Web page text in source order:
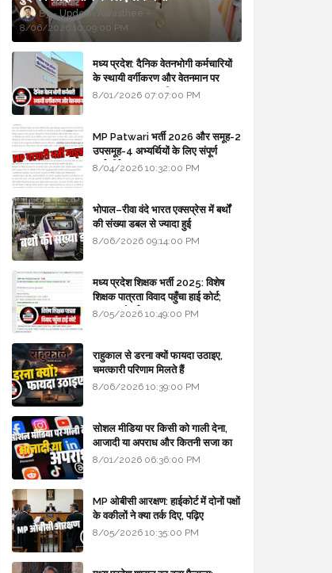
Updesh Awasthee
8/06/2026 10:09:00 PM
मध्य प्रदेश: दैनिक वेतनभोगी कर्मचारियों
के स्थायी वर्गीकरण और वेतनमान पर
सरकार का बड़ा स्पष्टीकरण
8/01/2026 07:07:00 PM
MP Patwari भर्ती 2026 और समूह-2
उपसमूह-4 अभ्यर्थियों के लिए संपूर्ण
मार्गदर्शिका
8/04/2026 10:32:00 PM
भोपाल–रीवा वंदे भारत एक्सप्रेस में बर्थों
की संख्या डबल से ज्यादा हुई
8/06/2026 09:14:00 PM
मध्य प्रदेश शिक्षक भर्ती 2025: विशेष
शिक्षक पात्रता विवाद पहुँचा हाई कोर्ट;
सरकार से माँगा जवाब
8/05/2026 10:49:00 PM
राहुकाल से डरना क्यों फायदा उठाइए,
चमत्कारी परिणाम मिलते हैं
8/06/2026 10:39:00 PM
सोशल मीडिया पर किसी को गाली देना,
आजादी या अपराध और कितनी सजा का
प्रावधान - free legal advice
8/01/2026 06:36:00 PM
MP ओबीसी आरक्षण: हाईकोर्ट में दोनों पक्षों
के वकीलों ने क्या तर्क दिए, पढ़िए
8/05/2026 10:35:00 PM